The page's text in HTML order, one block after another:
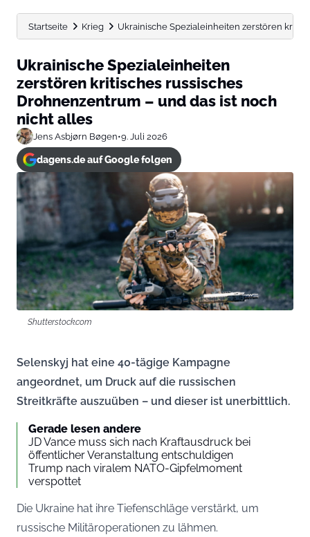
Startseite Krieg Ukrainische Spezialeinheiten zerstören
Ukrainische Spezialeinheiten
zerstören kritisches russisches
Drohnenzentrum – und das ist noch
nicht alles
Jens Asbjørn Bøgen•9. Juli 2026
dagens.de auf Google folgen
Shutterstock.com
Selenskyj hat eine 40-tägige Kampagne
angeordnet, um Druck auf die russischen
Streitkräfte auszuüben – und dieser ist unerbittlich.
Gerade lesen andere
JD Vance muss sich nach Kraftausdruck bei
öffentlicher Veranstaltung entschuldigen
Trump nach viralem NATO-Gipfelmoment
verspottet
Die Ukraine hat ihre Tiefenschläge verstärkt, um
russische Militäroperationen zu lähmen.